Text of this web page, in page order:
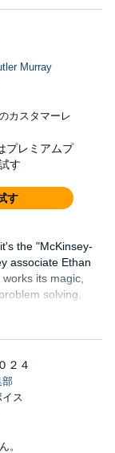
Murray
カスタマーレ
プレミアムプ
す
す
the "McKinsey-
associate Ethan
its magic,
solving,
２４
部
ス
。